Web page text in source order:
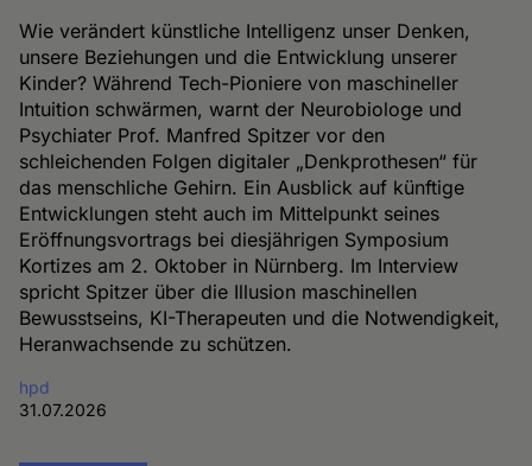
Wie verändert künstliche Intelligenz unser Denken,
unsere Beziehungen und die Entwicklung unserer
Kinder? Während Tech-Pioniere von maschineller
Intuition schwärmen, warnt der Neurobiologe und
Psychiater Prof. Manfred Spitzer vor den
schleichenden Folgen digitaler „Denkprothesen“ für
das menschliche Gehirn. Ein Ausblick auf künftige
Entwicklungen steht auch im Mittelpunkt seines
Eröffnungsvortrags bei diesjährigen Symposium
Kortizes am 2. Oktober in Nürnberg. Im Interview
spricht Spitzer über die Illusion maschinellen
Bewusstseins, KI-Therapeuten und die Notwendigkeit,
Heranwachsende zu schützen.
hpd
31.07.2026